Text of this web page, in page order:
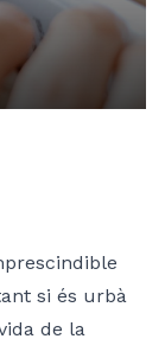
si és urbà
de la